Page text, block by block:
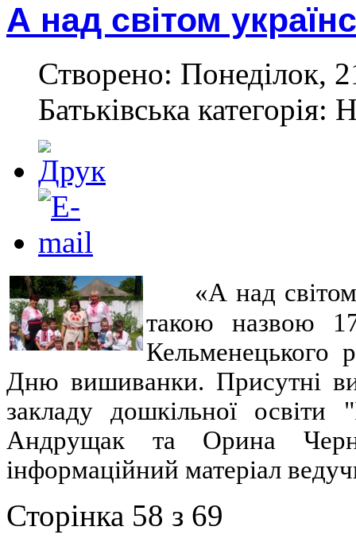
А над світом
Створено: Понеділок,
Батьківська категорія:
«А над
такою назвою
Кельменецького
Дню вишиванки. Присутні
закладу дошкільної освіти
Андрущак та Орина
інформаційний матеріал
Сторінка 58 з 69